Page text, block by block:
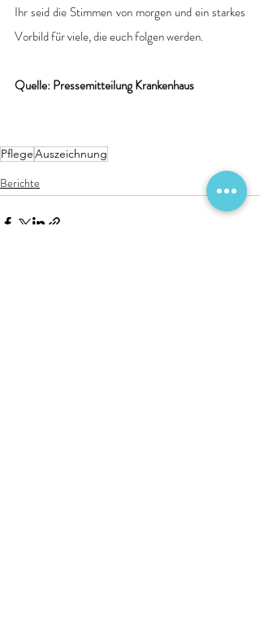
Ihr seid die Stimmen von morgen und ein starkes
Vorbild für viele, die euch folgen werden.
Quelle: Pressemitteilung Krankenhaus
PflegeAuszeichnung
Berichte